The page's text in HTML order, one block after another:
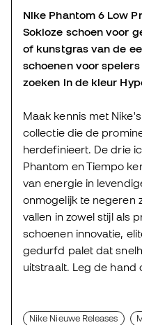
Nike Phantom 6 Low
Sokloze schoen voor
of kunstgras van de
schoenen voor
zoeken in de kleur
Maak kennis met
collectie die de
herdefinieert. De drie
Phantom en Tiempo
van energie in
onmogelijk te negeren
vallen in zowel stijl als
schoenen innovatie,
gedurfd palet dat
uitstraalt. Leg de hand
Nike Nieuwe Releases